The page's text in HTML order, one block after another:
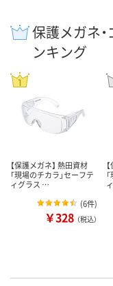
保護メガネ・
ンキング
【保護メガネ】 熱田資材
「現場のチカラ」セーフテ
ィグラス …
(6件)
￥328 （税込）